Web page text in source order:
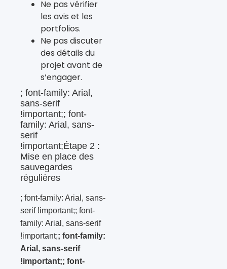
Ne pas vérifier
les avis et les
portfolios.
Ne pas discuter
des détails du
projet avant de
s’engager.
; font-family: Arial,
sans-serif
!important;; font-
family: Arial, sans-
serif
!important;Étape 2 :
Mise en place des
sauvegardes
régulières
; font-family: Arial, sans-
serif !important;; font-
family: Arial, sans-serif
!important;; font-family:
Arial, sans-serif
!important;; font-